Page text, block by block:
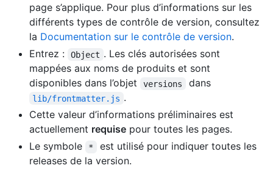
page s’applique. Pour plus d’informations sur les
différents types de contrôle de version, consultez
la Documentation sur le contrôle de version.
Entrez :
Object . Les clés autorisées sont
mappées aux noms de produits et sont
disponibles dans l’objet
versions dans
lib/frontmatter.js .
Cette valeur d’informations préliminaires est
actuellement requise pour toutes les pages.
Le symbole
*
est utilisé pour indiquer toutes les
releases de la version.